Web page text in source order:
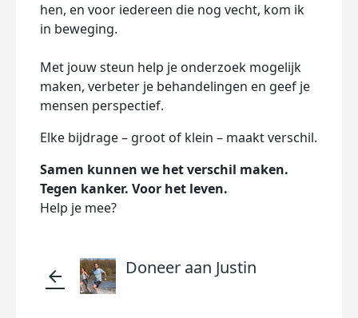
hen, en voor iedereen die nog vecht, kom ik
in beweging.
Met jouw steun help je onderzoek mogelijk
maken, verbeter je behandelingen en geef je
mensen perspectief.
Elke bijdrage – groot of klein – maakt verschil.
Samen kunnen we het verschil maken.
Tegen kanker. Voor het leven.
Help je mee?
arrow_back Doneer aan Justin